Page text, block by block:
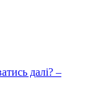
далі? –